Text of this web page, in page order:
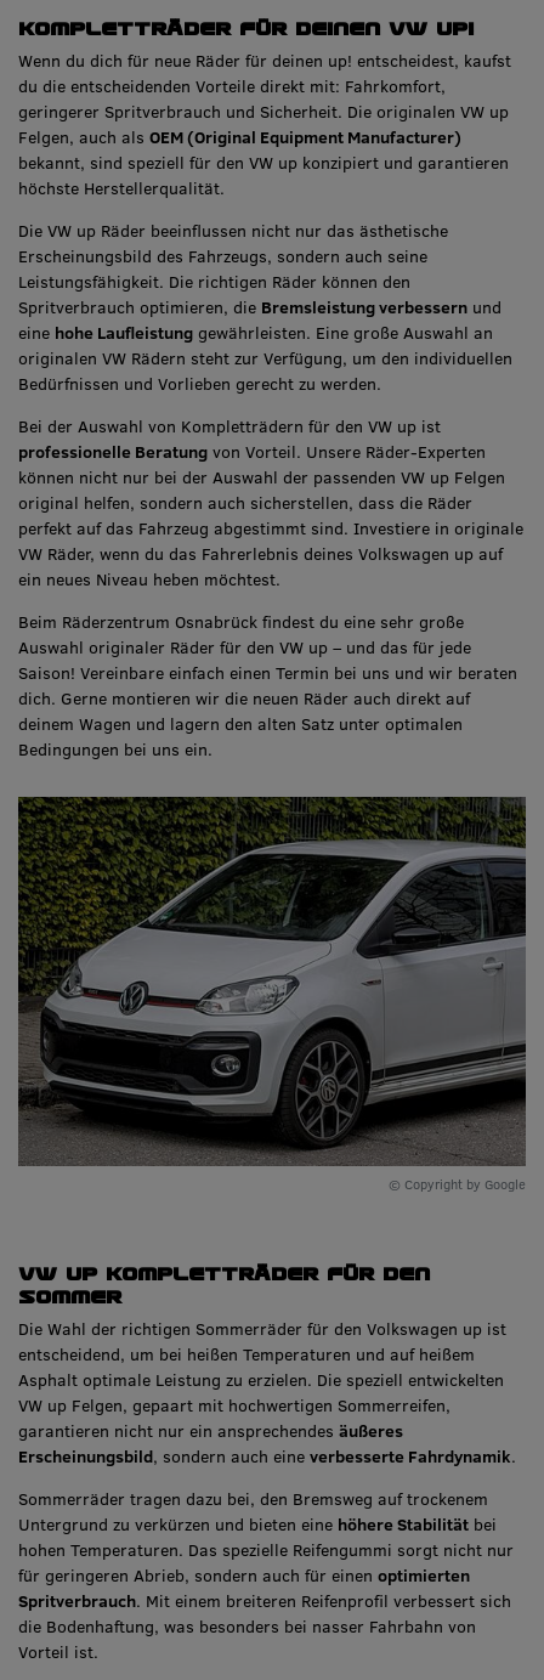
Kompletträder für deinen VW up!
Wenn du dich für neue Räder für deinen up! entscheidest, kaufst
du die entscheidenden Vorteile direkt mit: Fahrkomfort,
geringerer Spritverbrauch und Sicherheit. Die originalen VW up
Felgen, auch als OEM (Original Equipment Manufacturer)
bekannt, sind speziell für den VW up konzipiert und garantieren
höchste Herstellerqualität.
Die VW up Räder beeinflussen nicht nur das ästhetische
Erscheinungsbild des Fahrzeugs, sondern auch seine
Leistungsfähigkeit. Die richtigen Räder können den
Spritverbrauch optimieren, die Bremsleistung verbessern und
eine hohe Laufleistung gewährleisten. Eine große Auswahl an
originalen VW Rädern steht zur Verfügung, um den individuellen
Bedürfnissen und Vorlieben gerecht zu werden.
Bei der Auswahl von Kompletträdern für den VW up ist
professionelle Beratung von Vorteil. Unsere Räder-Experten
können nicht nur bei der Auswahl der passenden VW up Felgen
original helfen, sondern auch sicherstellen, dass die Räder
perfekt auf das Fahrzeug abgestimmt sind. Investiere in originale
VW Räder, wenn du das Fahrerlebnis deines Volkswagen up auf
ein neues Niveau heben möchtest.
Beim Räderzentrum Osnabrück findest du eine sehr große
Auswahl originaler Räder für den VW up – und das für jede
Saison! Vereinbare einfach einen Termin bei uns und wir beraten
dich. Gerne montieren wir die neuen Räder auch direkt auf
deinem Wagen und lagern den alten Satz unter optimalen
Bedingungen bei uns ein.
© Copyright by Google
VW up Kompletträder für den
Sommer
Die Wahl der richtigen Sommerräder für den Volkswagen up ist
entscheidend, um bei heißen Temperaturen und auf heißem
Asphalt optimale Leistung zu erzielen. Die speziell entwickelten
VW up Felgen, gepaart mit hochwertigen Sommerreifen,
garantieren nicht nur ein ansprechendes äußeres
Erscheinungsbild, sondern auch eine verbesserte Fahrdynamik.
Sommerräder tragen dazu bei, den Bremsweg auf trockenem
Untergrund zu verkürzen und bieten eine höhere Stabilität bei
hohen Temperaturen. Das spezielle Reifengummi sorgt nicht nur
für geringeren Abrieb, sondern auch für einen optimierten
Spritverbrauch. Mit einem breiteren Reifenprofil verbessert sich
die Bodenhaftung, was besonders bei nasser Fahrbahn von
Vorteil ist.